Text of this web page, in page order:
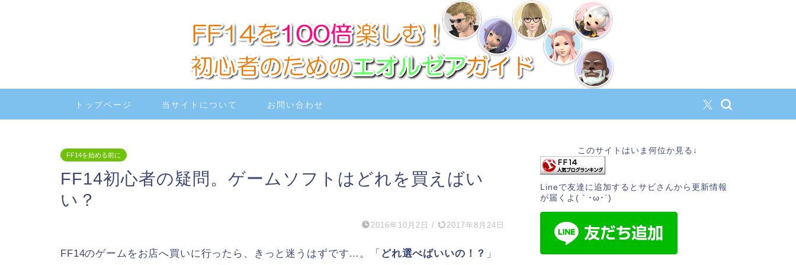
トップページ 当サイトについて お問い合わせ
FF14を始める前に
FF14初心者の疑問。ゲームソフトはどれを買えばい
い？
2016年10月2日 / 2017年8月24日
FF14のゲームをお店へ買いに行ったら、きっと迷うはずです…。「 どれ選べばいいの！？ 」
このサイトはいま何位か見る↓
Lineで友達に追加するとサビさんから更新情報
が届くよ(｀･ω･´)ゞ